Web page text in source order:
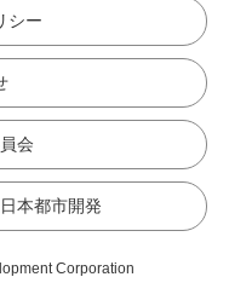
シー
会
本都市開発
Corporation